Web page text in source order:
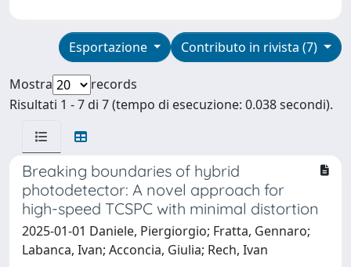
Contributo in rivista (7)
Esportazione
Mostra
records
Risultati 1 - 7 di 7 (tempo di esecuzione: 0.038 secondi).
Breaking boundaries of hybrid
photodetector: A novel approach for
high-speed TCSPC with minimal distortion
2025-01-01 Daniele, Piergiorgio; Fratta, Gennaro;
Labanca, Ivan; Acconcia, Giulia; Rech, Ivan